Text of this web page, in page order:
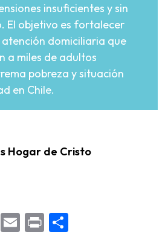
insuficientes y sin
El objetivo es fortalecer
atención domiciliaria que
a miles de adultos
pobreza y situación
en Chile.
Hogar de Cristo
LinkedIn
Email
Print